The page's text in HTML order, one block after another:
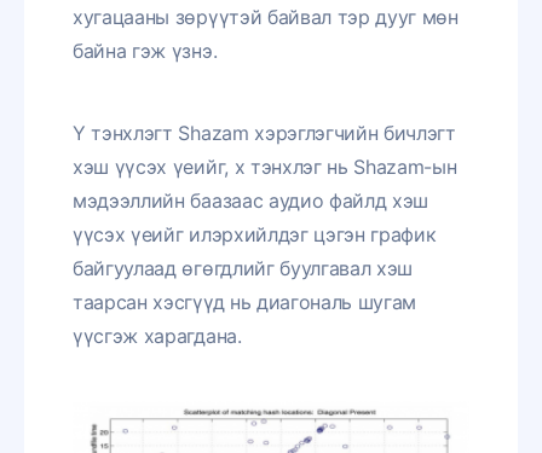
хугацааны зөрүүтэй байвал тэр дууг мөн
байна гэж үзнэ.
Ү тэнхлэгт Shazam хэрэглэгчийн бичлэгт
хэш үүсэх үеийг, x тэнхлэг нь Shazam-ын
мэдээллийн баазаас аудио файлд хэш
үүсэх үеийг илэрхийлдэг цэгэн график
байгуулаад өгөгдлийг буулгавал хэш
таарсан хэсгүүд нь диагональ шугам
үүсгэж харагдана.